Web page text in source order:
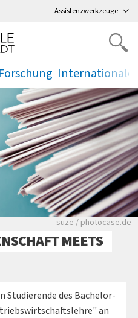
Assistenzwerkzeuge
Forschung
.
Viele Zeitungen.
suze / photocase.de
MEETS
Studierende des Bachelor-
an